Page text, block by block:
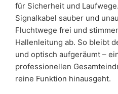
für Sicherheit und
Signalkabel sauber und
Fluchtwege frei und
Hallenleitung ab. So bleibt
und optisch aufgeräumt –
professionellen
reine Funktion hinausgeht.